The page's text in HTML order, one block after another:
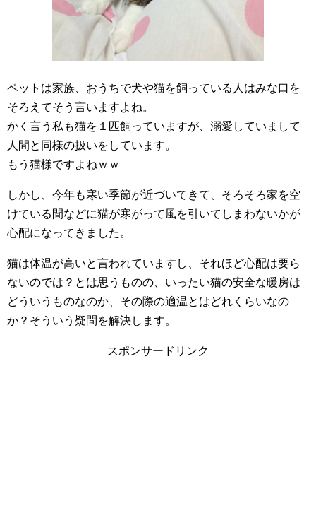
ペットは家族、おうちで犬や猫を飼っている人はみな口を
そろえてそう言いますよね。
かく言う私も猫を１匹飼っていますが、溺愛していまして
人間と同様の扱いをしています。
もう猫様ですよねｗｗ
しかし、今年も寒い季節が近づいてきて、そろそろ家を空
けている間などに猫が寒がって風を引いてしまわないかが
心配になってきました。
猫は体温が高いと言われていますし、それほど心配は要ら
ないのでは？とは思うものの、いったい猫の安全な暖房は
どういうものなのか、その際の適温とはどれくらいなの
か？そういう疑問を解決します。
スポンサードリンク